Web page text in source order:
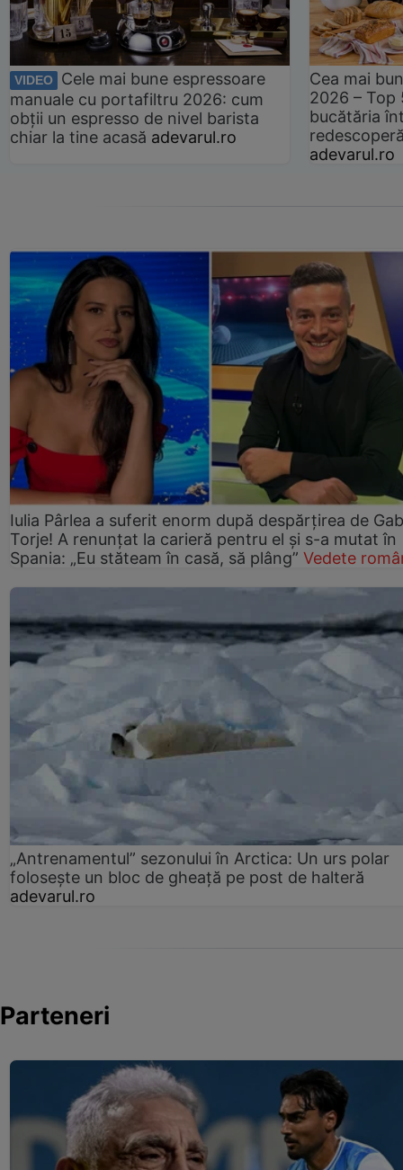
VIDEO
Cele mai bune espressoare
manuale cu portafiltru 2026: cum
obții un espresso de nivel barista
chiar la tine acasă adevarul.ro
Cea mai
2026 –
bucătăria
adevarul.ro
Iulia Pârlea a suferit enorm după despărțirea de
Torje! A renunțat la carieră pentru el și s-a mutat în
Spania: „Eu stăteam în casă, să plâng” Vedete
„Antrenamentul” sezonului în Arctica: Un urs polar
folosește un bloc de gheață pe post de halteră
adevarul.ro
Parteneri